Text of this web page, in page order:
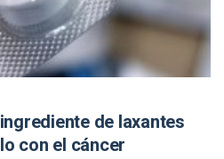
de laxantes
con el cáncer